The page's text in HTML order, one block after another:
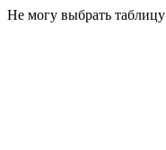
Не могу выбрать таблицу